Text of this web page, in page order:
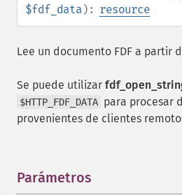
$fdf_data): resource
Lee un documento FDF a partir
Se puede utilizar
$HTTP_FDF_DATA para procesar
provenientes de clientes
Parámetros